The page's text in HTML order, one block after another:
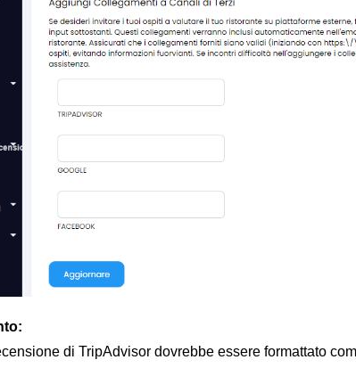
di TripAdvisor dovrebbe essere formattato